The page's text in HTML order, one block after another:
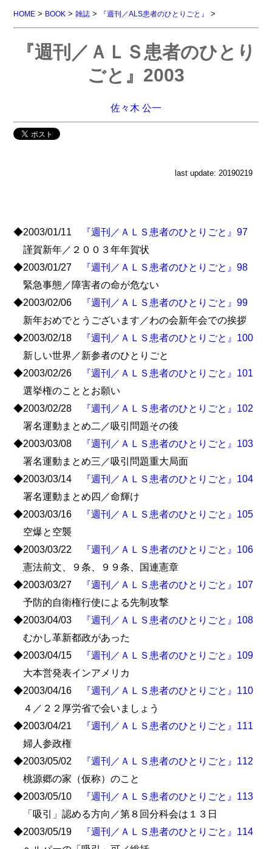
HOME > BOOK >雑誌 > 『週刊／ALS患者のひとりごと』 >
『週刊／ＡＬＳ患者のひとり
ごと』2003
佐々木 公一
last update: 20190219
◆2003/01/11
『週刊／ＡＬＳ患者のひとりごと』97
謹賀新年／２００３年年賀状
◆2003/01/27
『週刊／ＡＬＳ患者のひとりごと』98
緊急事態／障害者の命が危ない
◆2003/02/06
『週刊／ＡＬＳ患者のひとりごと』99
新年おめでとうございます／わの会新年会での挨拶
◆2003/02/18
『週刊／ＡＬＳ患者のひとりごと』100
新しい世界／新参者のひとりごと
◆2003/02/26
『週刊／ＡＬＳ患者のひとりごと』101
選挙権のこととお願い
◆2003/02/28
『週刊／ＡＬＳ患者のひとりごと』102
署名運動まとめ二／吸引問題その後
◆2003/03/08
『週刊／ＡＬＳ患者のひとりごと』103
署名運動まとめ三／吸引問題重大局面
◆2003/03/14
『週刊／ＡＬＳ患者のひとりごと』104
署名運動まとめ四／命輝け
◆2003/03/16
『週刊／ＡＬＳ患者のひとりごと』105
空爆と空襲
◆2003/03/22
『週刊／ＡＬＳ患者のひとりごと』106
憲法前文、９条、９９条、国連憲章
◆2003/03/27
『週刊／ＡＬＳ患者のひとりごと』107
予防的自衛権行使による先制攻撃
◆2003/04/03
『週刊／ＡＬＳ患者のひとりごと』108
むかし革新都政があった
◆2003/04/15
『週刊／ＡＬＳ患者のひとりごと』109
大本営発表インアメリカ
◆2003/04/16
『週刊／ＡＬＳ患者のひとりごと』110
４／２２厚労省で会いましょう
◆2003/04/21
『週刊／ＡＬＳ患者のひとりごと』111
婦人参政権
◆2003/05/02
『週刊／ＡＬＳ患者のひとりごと』112
桃源郷の家（仮称）のこと
◆2003/05/10
『週刊／ＡＬＳ患者のひとりごと』113
「吸引」認める方向／第８回分科会は１３日
◆2003/05/19
『週刊／ＡＬＳ患者のひとりごと』114